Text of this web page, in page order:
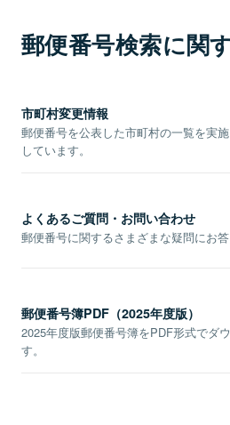
郵便番号検索に関
市町村変更情報
郵便番号を公表した市町村の一覧を実
しています。
よくあるご質問・お問い合わせ
郵便番号に関するさまざまな疑問にお答
郵便番号簿PDF（2025年度版）
2025年度版郵便番号簿をPDF形式でダ
す。